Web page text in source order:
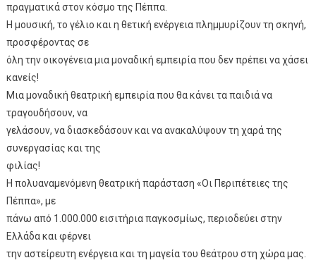
πραγματικά στον κόσμο της Πέππα.
Η μουσική, το γέλιο και η θετική ενέργεια πλημμυρίζουν τη σκηνή,
προσφέροντας σε
όλη την οικογένεια μια μοναδική εμπειρία που δεν πρέπει να χάσει
κανείς!
Μια μοναδική θεατρική εμπειρία που θα κάνει τα παιδιά να
τραγουδήσουν, να
γελάσουν, να διασκεδάσουν και να ανακαλύψουν τη χαρά της
συνεργασίας και της
φιλίας!
Η πολυαναμενόμενη θεατρική παράσταση «Οι Περιπέτειες της
Πέππα», με
πάνω από 1.000.000 εισιτήρια παγκοσμίως, περιοδεύει στην
Ελλάδα και φέρνει
την αστείρευτη ενέργεια και τη μαγεία του θεάτρου στη χώρα μας.